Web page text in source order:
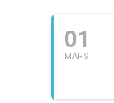
01
MARS